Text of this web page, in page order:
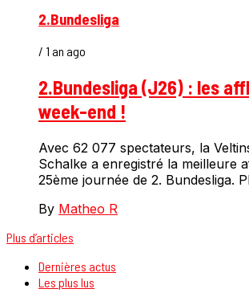
2.Bundesliga
/ 1 an ago
2.Bundesliga (J26) : les
week-end !
Avec 62 077 spectateurs, la
Schalke a enregistré la meilleure
25ème journée de 2. Bundesliga.
By Matheo R
Plus d’articles
Dernières actus
Les plus lus